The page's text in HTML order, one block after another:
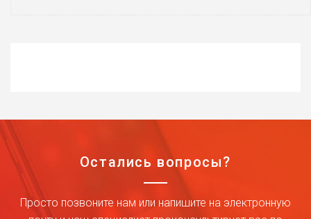
Остались вопросы?
Просто позвоните нам или напишите на электронную